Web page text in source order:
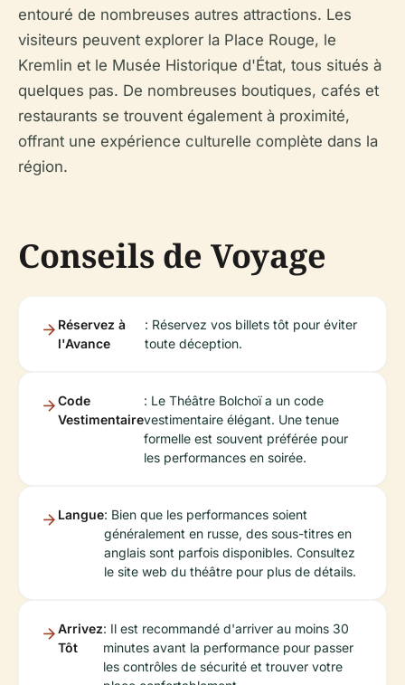
entouré de nombreuses autres attractions. Les
visiteurs peuvent explorer la Place Rouge, le
Kremlin et le Musée Historique d'État, tous situés à
quelques pas. De nombreuses boutiques, cafés et
restaurants se trouvent également à proximité,
offrant une expérience culturelle complète dans la
région.
Conseils de Voyage
Réservez à
l'Avance
: Réservez vos billets tôt pour éviter
toute déception.
Code
Vestimentaire
: Le Théâtre Bolchoï a un code
vestimentaire élégant. Une tenue
formelle est souvent préférée pour
les performances en soirée.
Langue: Bien que les performances soient
généralement en russe, des sous-titres en
anglais sont parfois disponibles. Consultez
le site web du théâtre pour plus de détails.
Arrivez
Tôt
: Il est recommandé d'arriver au moins 30
minutes avant la performance pour passer
les contrôles de sécurité et trouver votre